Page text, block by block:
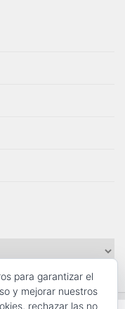
para garantizar el
y mejorar nuestros
rechazar las no